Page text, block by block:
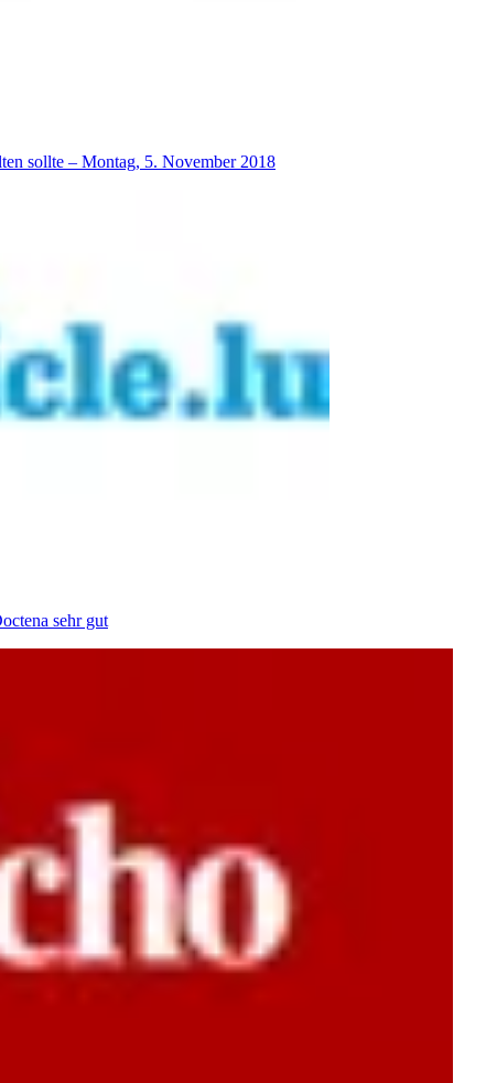
sollte – Montag, 5. November 2018
sehr gut